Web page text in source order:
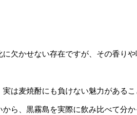
欠かせない存在ですが、その香り
は麦焼酎にも負けない魅力があるこ
ら、黒霧島を実際に飲み比べて分